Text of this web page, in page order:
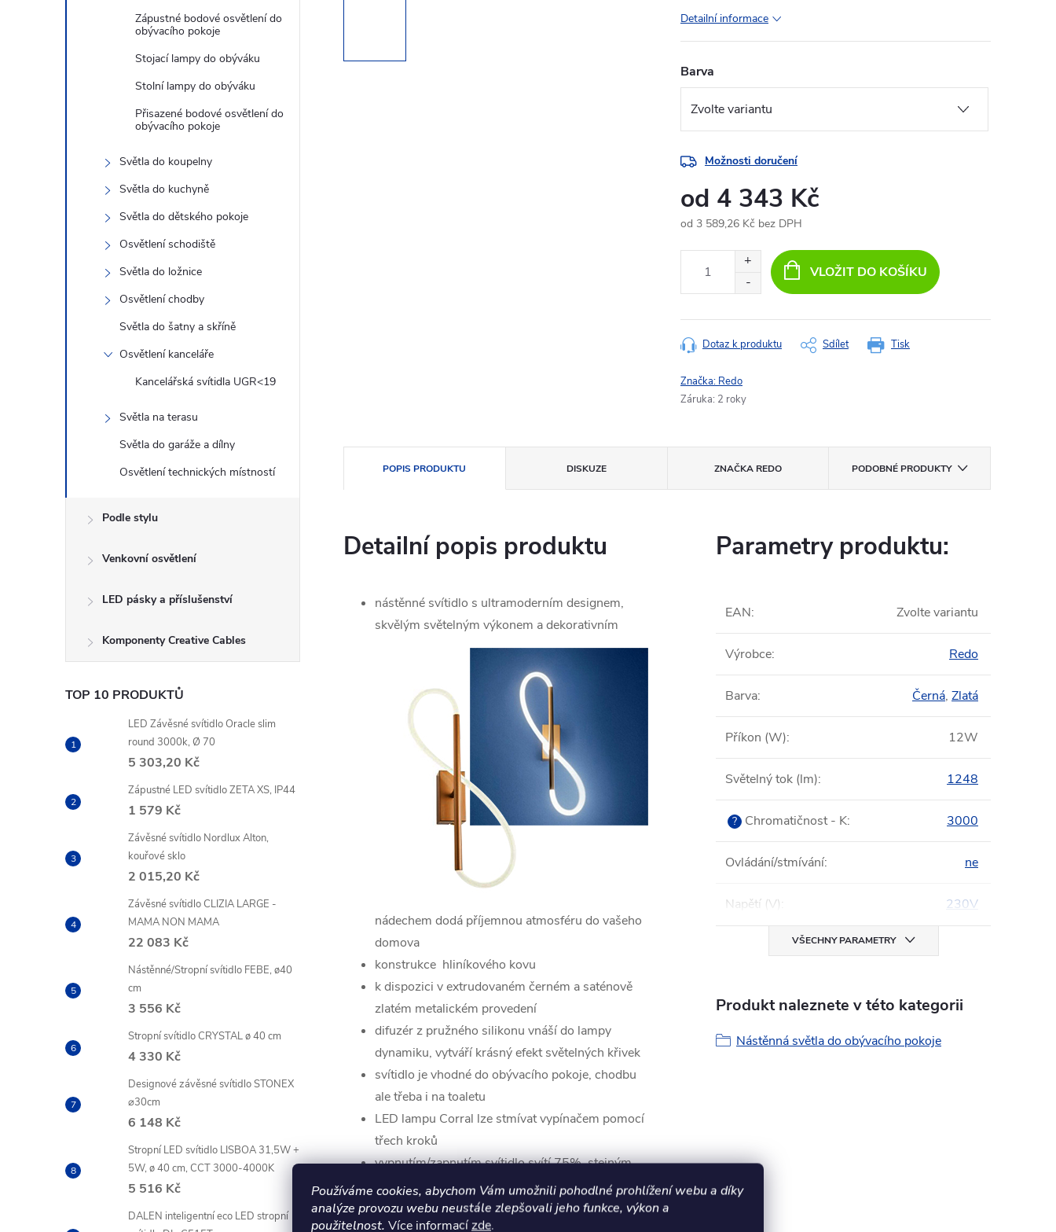
Používáme cookies, abychom Vám umožnili pohodlné prohlížení webu a díky
analýze provozu webu neustále zlepšovali jeho funkce, výkon a
použitelnost. Více informacízde.
Zápustné bodové osvětlení do
obývacího pokoje
Stojací lampy do obýváku
Stolní lampy do obýváku
Přisazené bodové osvětlení do
obývacího pokoje
Světla do koupelny
Světla do kuchyně
Světla do dětského pokoje
Osvětlení schodiště
Světla do ložnice
Osvětlení chodby
Světla do šatny a skříně
Osvětlení kanceláře
Kancelářská svítidla UGR<19
Světla na terasu
Světla do garáže a dílny
Osvětlení technických místností
Podle stylu
Venkovní osvětlení
LED pásky a příslušenství
Komponenty Creative Cables
TOP 10 PRODUKTŮ
LED Závěsné svítidlo Oracle slim
round 3000k, Ø 70
5 303,20 Kč
Zápustné LED svítidlo ZETA XS, IP44
1 579 Kč
Závěsné svítidlo Nordlux Alton,
kouřové sklo
2 015,20 Kč
Závěsné svítidlo CLIZIA LARGE -
MAMA NON MAMA
22 083 Kč
Nástěnné/Stropní svítidlo FEBE, ø40
cm
3 556 Kč
Stropní svítidlo CRYSTAL ø 40 cm
4 330 Kč
Designové závěsné svítidlo STONEX
⌀30cm
6 148 Kč
Stropní LED svítidlo LISBOA 31,5W +
5W, ø 40 cm, CCT 3000-4000K
5 516 Kč
DALEN inteligentní eco LED stropní
Detailní informace
Barva
Možnosti doručení
od 4 343 Kč
od 3 589,26 Kč bez DPH
VLOŽIT DO KOŠÍKU
Tisk
Dotaz k produktu Sdílet
Značka: Redo
Záruka: 2 roky
POPIS PRODUKTU DISKUZE ZNAČKAREDO PODOBNÉ PRODUKTY
Detailní popis produktu
nástěnné svítidlo s ultramoderním designem,
skvělým světelným výkonem a dekorativním
nádechem dodá příjemnou atmosféru do vašeho
domova
konstrukce hliníkového kovu
k dispozici v extrudovaném černém a saténově
zlatém metalickém provedení
difuzér z pružného silikonu vnáší do lampy
dynamiku, vytváří krásný efekt světelných křivek
svítidlo je vhodné do obývacího pokoje, chodbu
ale třeba i na toaletu
LED lampu Corral lze stmívat vypínačem pomocí
třech kroků
vypnutím/zapnutím svítidlo svítí 75%, stejným
způsobem 50% a posledním krokem 25%
Parametry produktu:
EAN: Zvolte variantu
Výrobce: Redo
Barva: Černá, Zlatá
Příkon (W): 12W
Světelný tok (lm): 1248
? Chromatičnost - K: 3000
Ovládání/stmívání: ne
Napětí (V): 230V
VŠECHNY PARAMETRY
Produkt naleznete v této kategorii
Nástěnná světla do obývacího pokoje